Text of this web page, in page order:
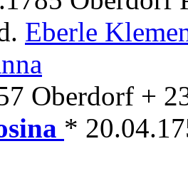
Eberle
Oberdorf +
*